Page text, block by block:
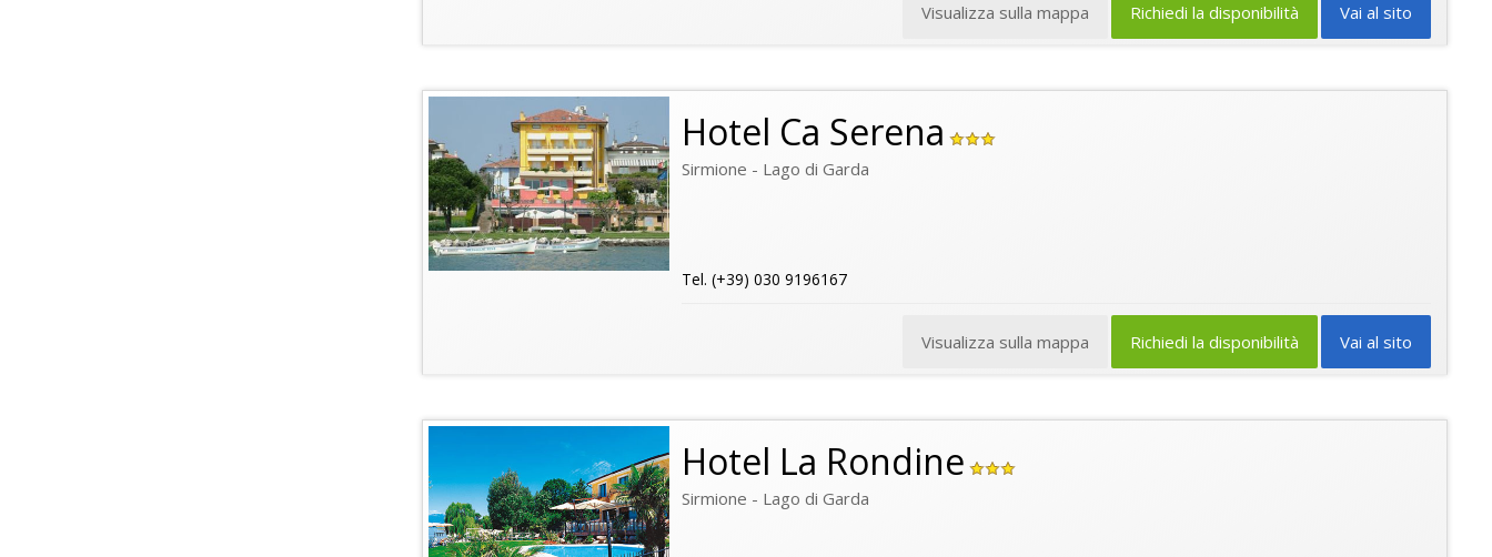
Vai al sito
Richiedi la disponibilità
Visualizza sulla mappa
Hotel Ca Serena
Sirmione - Lago di Garda
Tel. (+39) 030 9196167
Vai al sito
Richiedi la disponibilità
Visualizza sulla mappa
Hotel La Rondine
Sirmione - Lago di Garda